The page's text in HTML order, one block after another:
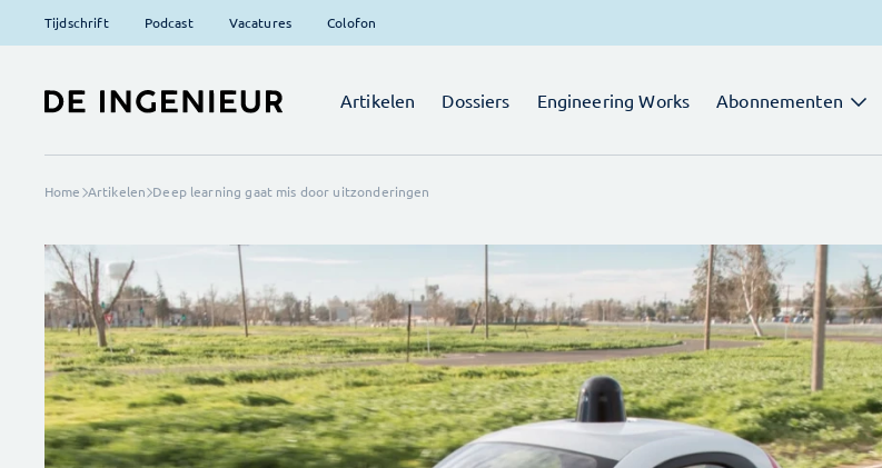
Tijdschrift Podcast Vacatures Colofon
Artikelen Dossiers Engineering Works Abonnementen
Home Artikelen Deep learning gaat mis door uitzonderingen